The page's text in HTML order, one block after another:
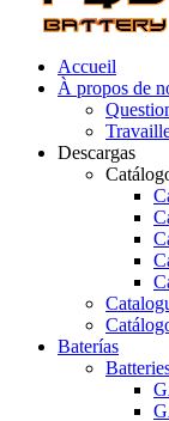
Accueil
À propos de
Descargas
Baterías